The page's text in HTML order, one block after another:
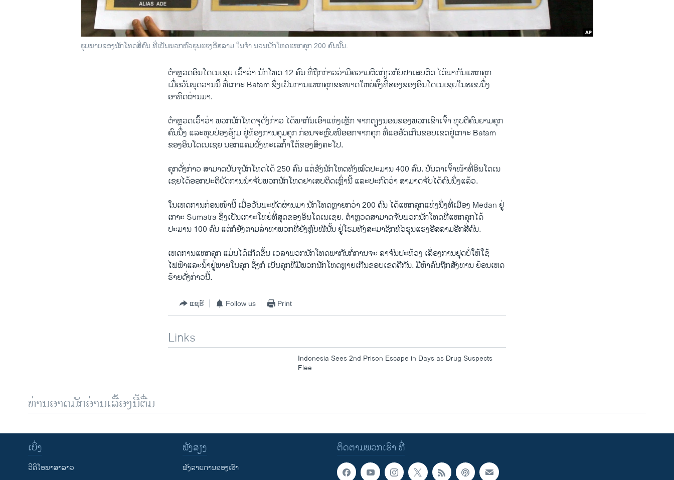
ຮູບພາບຂອງນັກໂທດສີ່ຄົນ ທີ່ເປັນພວກຫົວຮຸນແຮງອີສລາມ ໃນຈໍາ ນວນນັກໂທດແຫກຄຸກ 200 ຄົນນັ້ນ.
ຕໍາຫຼວດອິນໂດ​ເນ​ເຊຍ​ ເວົ້າ​ວ່າ ນັກ​ໂທດ 12 ຄົນ ທີ່ຖືກ​ກ່າວວ່າ​ມີຄວາມ​ຜິດ​ກ່ຽວ​ກັບ​ຢາ​ເສບ​ຕິດ ​ໄດ້ພາກັນ​ແຫກ​ຄຸກ​
ເມື່ອວັນ​ພຸດ​ວານ​ນີ້ ທີ່​ເກາະ Batam ຊຶ່ງ​ເປັນ​ການ​ແຫກ​ຄຸກ​ຂະໜາດ​ໃຫຍ່​ຄັ້ງ​ທີ່​ສອງ​ຂອງ​ອິນ​ໂດ​ເນ​ເຊຍ​ໃນ​ຮອບ​ນຶ່ງ
ອາທິດ​ຜ່ານ​ມາ.
ຕໍາຫຼວດ​ເວົ້າ​ວ່າ ພວກ​ນັກ​ໂທ​ດຈຸ​ດັ່ງກ່າວ ​ໄດ້​ພາກັນ​ເອົາແທ່ງ​ເຫຼັກ ຈາກ​ຕຽງ​ນອນ​ຂອງ​ພວກ​ເຂົາ​ເຈົ້າ ທຸບ​ຕີ​ຄົນ​ຍາມ​ຄຸກ​
ຄົນ​ນຶ່ງ ​ແລະ​ທຸບ​ປ່ອງອ້ຽມ ຢູ່​ຫ້ອງ​ການ​ຄຸມ​ຄຸກ ກ່ອນຈະ​ຫຼົບໜີອອກຈາກ​ຄຸກ ​ທີ່​ແອ​ອັດ​ເກີນ​ຂອບ​ເຂດ​ຢູ່​ເກາະ Batam
ຂອງ​ອິນໂດ​ເນ​ເຊຍ ນອກ​ແຄມຝັ່ງ​ທະ​ເລ​ກໍ້າໃຕ້​ຂອງ​ສິງຄະ​ໂປ.
ຄຸກ​ດັ່ງກ່າວ ສາມາດບັນຈຸ​ນັກ​ໂທດ​ໄດ້ 250 ຄົນ ​ແຕ່​ຂັງ​ນັກ​ໂທດ​ທັງ​ໝົດ​ປະມານ 400 ຄົນ. ບັນດາ​ເຈົ້າໜ້າ​ທີ່​ອິນ​ໂດ​ເນ​
ເຊຍ​ໄດ້​ອອກ​ປະຕິບັດ​ການ​ນໍາ​ຈັບ​ພວກ​ນັກ​ໂທດຢາ​ເສບ​ຕິດ​ເຫຼົ່ານີ້ ​ແລະ​ປະກົດ​ວ່າ​ ສາມາດ​ຈັບ​ໄດ້​ຄົນ​ນຶ່ງ​ແລ້ວ.
ໃນເຫດການ​ກ່ອນໜ້າ​ນີ້ ​ເມື່ອ​ວັນ​ພະຫັດ​ຜ່ານ​ມາ ນັກ​ໂທດຫຼາຍກວ່າ 200 ຄົນ ​ໄດ້​ແຫກ​ຄຸກ​ແຫ່ງ​ນຶ່ງ​ທີ່​ເມືອງ Medan ຢູ່​
ເກາະ Sumatra ຊຶ່ງ​ເປັນ​ເກາະ​ໃຫຍ່​ທີ່​ສຸດ​ຂອງ​ອິນ​ໂດ​ເນ​ເຊຍ. ຕໍາຫຼວດສາມາດຈັບ​ພວກ​ນັກ​ໂທດ​ທີ່ແຫກ​ຄຸກ​ໄດ້
ປະມານ 100 ຄົນ ​ແຕ່​ກໍ​ຍັງ​ຕາມ​ລ່າຫາພວກ​ທີ່​ຍັງ​ຫຼົບໜີນັ້ນ ຢູ່​ໂຮມ​ທັງ​ສະມາຊິກ​ຫົວ​ຮຸນ​ແຮງ​ອີສລາມ​ອີກສີ່​ຄົນ.
​ເຫດການ​ແຫກ​ຄຸກ ​ແມ່ນ​ໄດ້​ເກີດ​ຂຶ້ນ ​ເວລາ​ພວກ​ນັກ​ໂທດ​ພາກັນ​ກໍ່​ການຈະ ລາ​ຈົນ​ປະ​ທ້ວງ​ ເລຶ່ອງການ​ຢຸດ​ບໍ່​ໃຫ້​ໃຊ້​
ໄຟຟ້າ​ແລະ​ນໍ້າ​ຢູ່​ພາຍ​ໃນ​ຄຸກ ຊຶ່ງ​ກໍ ​ເປັນ​ຄຸກ​ທີ່​ມີ​ພວກ​ນັກ​ໂທດຫຼາຍ​ເກີນ​ຂອບ​ເຂດ​ຄື​ກັນ. ​ມີຫ້າ​ຄົນຖືກ​ສັງຫານ ຍ້ອນ​ເຫດ​
ຮ້າຍດັ່ງກ່າວນີ້.
ແຊຣ໌ Follow us Print
Links
Indonesia Sees 2nd Prison Escape in Days as Drug Suspects
Flee
ທ່ານອາດມັກອ່ານເລື້ອງນີ້ຕື່ມ
ຕິດຕາມພວກເຮົາ ທີ່
ເບິ່ງ
ວີດີໂອພາສາລາວ
ຟັງສຽງ
ຟັງລາຍການຂອງເຮົາ